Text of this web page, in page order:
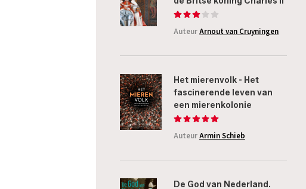
AuteurArnout van Cruyningen
Het mierenvolk - Het
fascinerende leven van
een mierenkolonie
AuteurArmin Schieb
De God van Nederland.